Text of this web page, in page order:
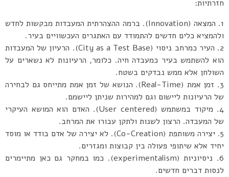
חזרתיות:
המצאה (Innovation). ברמה ההצהרתית המעבדות מבקשות לחדש
ולהמציא כלים חדשים להתמודד עם האתגרים העכשוויים בעיר.
העיר כמרחב ניסוי (City as a Test Base). הרעיון של המעבדות
הוא להשתמש בעיר כמעבדה חיה. כלומר, הרעיונות לא נשארים על
השולחן אלא ממש נבדקים בשטח.
זמן אמת (Real-Time). הנושא של זמן אמת מתייחס גם לבחירה
של הרעיונות ליישום וגם למהירות שניתן ליישמם.
מיקוד במשתמש (User centered). האדם הוא המושא העיקרי
של המעבדה. הרצון לשנות ולתקן עבורו את המרחב.
יצירה משותפת (Co-Creation). לא יצירה של אדם בודד או מוסד
יחיד אלא שיתופי פעולה בין קבוצות ומגזרים.
ניסיוניות (experimentalism). כמו במחקר גם כאן מתיימרים
לנסות דברים חדשים.